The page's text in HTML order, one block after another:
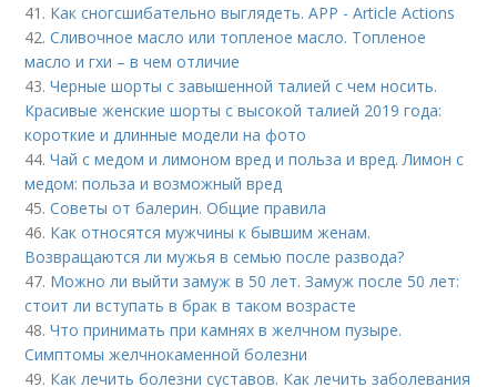
41. Как сногсшибательно выглядеть. APP - Article Actions
42.Сливочное масло или топленое масло. Топленое
масло и гхи – в чем отличие
43.Черные шорты с завышенной талией с чем носить.
Красивые женские шорты с высокой талией 2019 года:
короткие и длинные модели на фото
44.Чай с медом и лимоном вред и польза и вред. Лимон с
медом: польза и возможный вред
45.Советы от балерин. Общие правила
46. Как относятся мужчины к бывшим женам.
Возвращаются ли мужья в семью после развода?
47. Можно ли выйти замуж в 50 лет. Замуж после 50 лет:
стоит ли вступать в брак в таком возрасте
48.Что принимать при камнях в желчном пузыре.
Симптомы желчнокаменной болезни
49. Как лечить болезни суставов. Как лечить заболевания